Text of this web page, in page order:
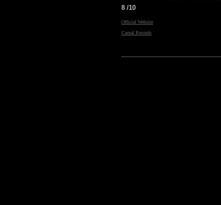
8 /10
Official Website
Carnal Records